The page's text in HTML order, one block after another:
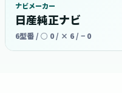
ナビメーカー
日産純正ナビ
6型番 / ○ 0 / × 6 / − 0